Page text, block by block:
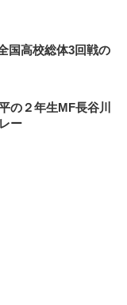
国高校総体3回戦の
の２年生MF長谷川
ー